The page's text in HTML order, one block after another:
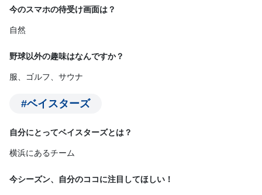
今のスマホの待受け画面は？
自然
野球以外の趣味はなんですか？
服、ゴルフ、サウナ
#ベイスターズ
自分にとってベイスターズとは？
横浜にあるチーム
今シーズン、自分のココに注目してほしい！